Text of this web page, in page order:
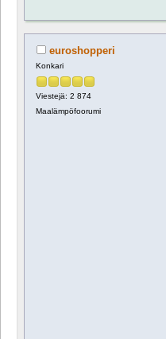
euroshopperi
Konkari
Viestejä: 2 874
Maalämpöfoorumi